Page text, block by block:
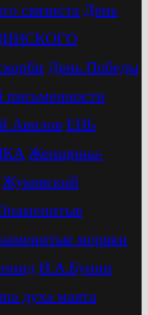
связиста День
День Победы
письменности
Авилов ЕНЬ
Женщины-
Жуковский
Знаменитые
моряки
И.А.Бунин
духа маята